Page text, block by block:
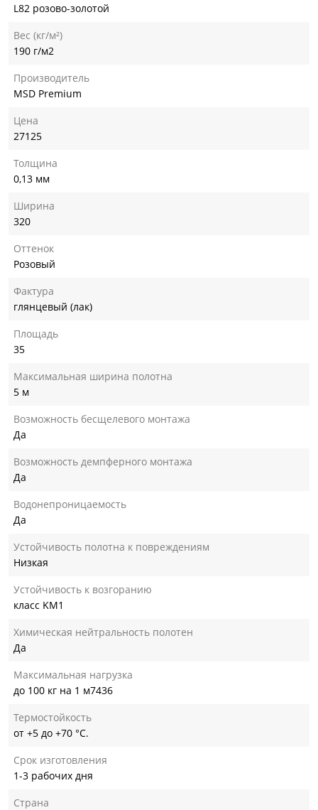
L82 розово-золотой
Вес (кг/м²)
190 г/м2
Производитель
MSD Premium
Цена
27125
Толщина
0,13 мм
Ширина
320
Оттенок
Розовый
Фактура
глянцевый (лак)
Площадь
35
Максимальная ширина полотна
5 м
Возможность бесщелевого монтажа
Да
Возможность демпферного монтажа
Да
Водонепроницаемость
Да
Устойчивость полотна к повреждениям
Низкая
Устойчивость к возгоранию
класс KM1
Химическая нейтральность полотен
Да
Максимальная нагрузка
до 100 кг на 1 м7436
Термостойкость
от +5 до +70 °С.
Срок изготовления
1-3 рабочих дня
Страна